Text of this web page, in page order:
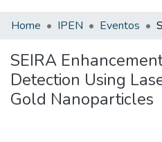
Sobre
Communities & Collections
All of DSpace
Statistics
Home IPEN Eventos
SEIRA
Detection Using
Gold Nanoparticles